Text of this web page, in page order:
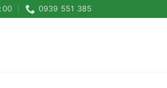
0939 551 385